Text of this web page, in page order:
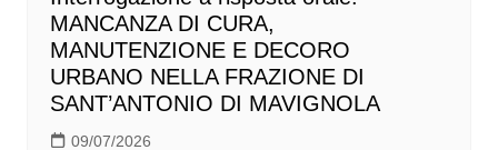
MANCANZA DI CURA,
MANUTENZIONE E DECORO
URBANO NELLA FRAZIONE DI
SANT’ANTONIO DI MAVIGNOLA
09/07/2026